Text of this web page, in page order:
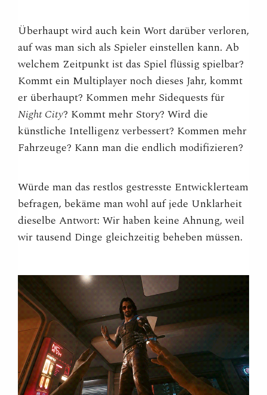
Überhaupt wird auch kein Wort darüber verloren,
auf was man sich als Spieler einstellen kann. Ab
welchem Zeitpunkt ist das Spiel flüssig spielbar?
Kommt ein Multiplayer noch dieses Jahr, kommt
er überhaupt? Kommen mehr Sidequests für
Night City? Kommt mehr Story? Wird die
künstliche Intelligenz verbessert? Kommen mehr
Fahrzeuge? Kann man die endlich modifizieren?
Würde man das restlos gestresste Entwicklerteam
befragen, bekäme man wohl auf jede Unklarheit
dieselbe Antwort: Wir haben keine Ahnung, weil
wir tausend Dinge gleichzeitig beheben müssen.